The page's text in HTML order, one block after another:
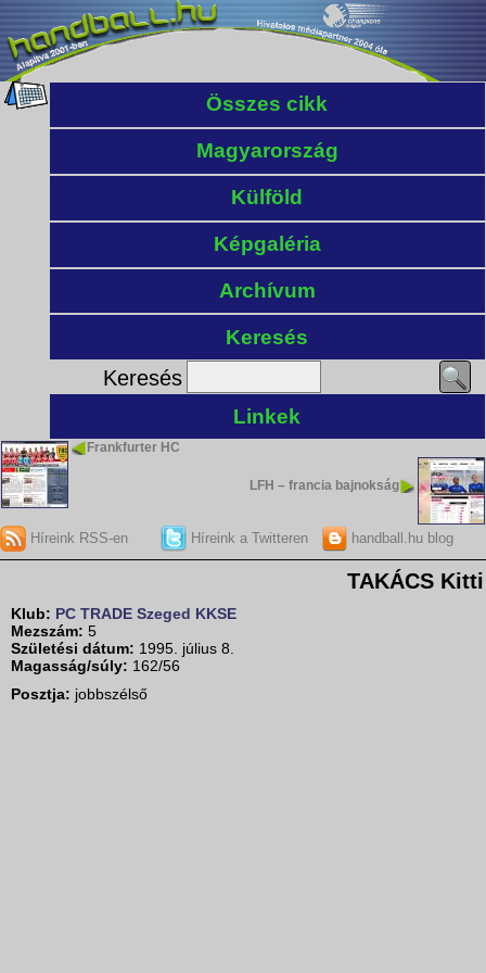
Összes cikk
Magyarország
Külföld
Képgaléria
Archívum
Keresés
Keresés
Linkek
Frankfurter HC
LFH – francia bajnokság
Híreink RSS-en Híreink a Twitteren handball.hu blog
TAKÁCS Kitti
Klub: PC TRADE Szeged KKSE
Mezszám: 5
Születési dátum: 1995. július 8.
Magasság/súly: 162/56
Posztja: jobbszélső